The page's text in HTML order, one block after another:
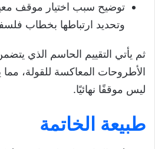
توضيح سبب اختيار موقف
وتحديد ارتباطها بخطاب
ثم يأتي التقييم الحاسم الذي
الأطروحات المعاكسة للقولة،
ليس موقفًا نهائيًا.
طبيعة الخاتمة